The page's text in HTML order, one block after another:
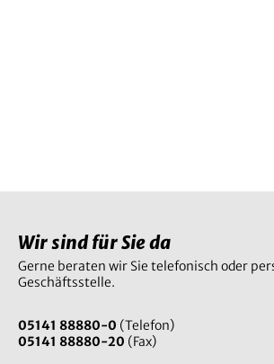
Wir sind für Sie da
Gerne beraten wir Sie telefonisch oder
Geschäftsstelle.
05141 88880-0 (Telefon)
05141 88880-20 (Fax)